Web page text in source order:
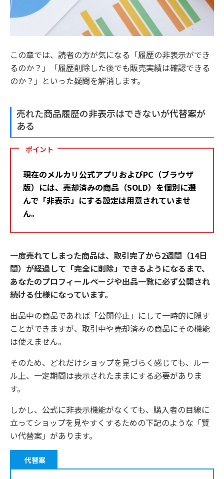
この章では、読者の方が気になる「履歴の非表示ができ
るのか？」「履歴削除した後でも販売実績は確認できる
のか？」といった疑問を解消します。
売れた商品履歴の非表示はできないが代替案が
ある
ポイント
現在のメルカリ公式アプリおよびPC（ブラウザ
版）には、売却済みの商品（SOLD）を個別に選
んで「非表示」にする設定は用意されていませ
ん。
一度売れてしまった商品は、取引完了から2週間（14日
間）が経過して「完全に削除」できるようになるまで、
あなたのプロフィールページや出品一覧に必ず公開され
続ける仕様になっています。
出品中の商品であれば「公開停止」にして一時的に隠す
ことができますが、取引中や売却済みの商品にその機能
は使えません。
そのため、どれだけショップを見づらく感じても、ルー
ル上、一定期間は表示されたままにする必要がありま
す。
しかし、公式に非表示機能がなくても、購入者の目線に
立ってショップを見やすくするための下記のような「賢
い代替案」があります。
代替案